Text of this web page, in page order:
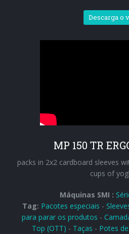
Descarga o
MP 150 TR
packs in 2x2 cardboard sleeves
cups of
Máquinas SMI :
Tag: Pacotes especiais -
para parar os produtos -
Top (OTT) - Taças - Potes